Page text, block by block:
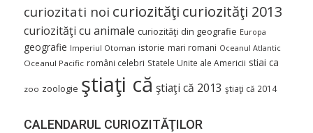
curiozitati noi curiozităţi curiozităţi 2013
curiozităţi cu animale curiozităţi din geografie Europa
geografie Imperiul Otoman istorie mari romani Oceanul Atlantic
Oceanul Pacific români celebri Statele Unite ale Americii stiai ca
zoo zoologie ştiaţi că ştiaţi că 2013 ştiaţi că 2014
CALENDARUL CURIOZITĂŢILOR